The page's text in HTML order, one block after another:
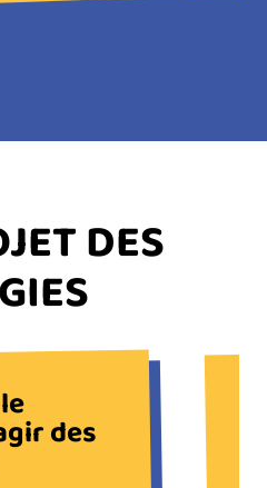
DES
des